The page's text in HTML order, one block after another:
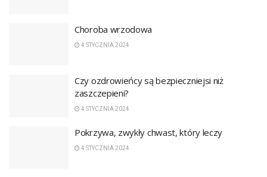
Choroba wrzodowa
4 STYCZNIA 2024
Czy ozdrowieńcy są bezpieczniejsi niż
zaszczepieni?
4 STYCZNIA 2024
Pokrzywa, zwykły chwast, który leczy
4 STYCZNIA 2024